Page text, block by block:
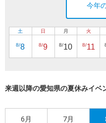
今年
土
8/8
日
8/9
月
8/10
火
8/11
来週以降の愛知県の夏休みイベ
6月 7月